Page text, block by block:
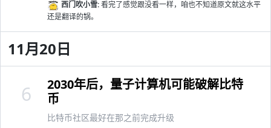
西门吹小雪:看完了感觉跟没看一样，咱也不知道原文就这水平
还是翻译的锅。
11月20日
2030年后，量子计算机可能破解比特
币
比特币社区最好在那之前完成升级
6